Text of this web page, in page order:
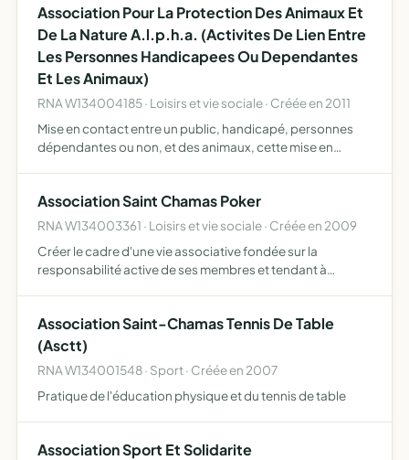
Association Pour La Protection Des Animaux Et
De La Nature A.l.p.h.a. (Activites De Lien Entre
Les Personnes Handicapees Ou Dependantes
Et Les Animaux)
RNA W134004185 · Loisirs et vie sociale · Créée en 2011
Mise en contact entre un public, handicapé, personnes
dépendantes ou non, et des animaux, cette mise en
prot…
Association Saint Chamas Poker
RNA W134003361 · Loisirs et vie sociale · Créée en 2009
Créer le cadre d'une vie associative fondée sur la
responsabilité active de ses membres et tendant à
en av…
Association Saint-Chamas Tennis De Table
(Asctt)
RNA W134001548 · Sport · Créée en 2007
Pratique de l'éducation physique et du tennis de table
Association Sport Et Solidarite